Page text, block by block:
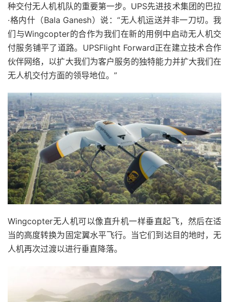
种交付无人机机队的重要第一步。UPS先进技术集团的巴拉
·格内什（Bala Ganesh）说：“无人机运送并非一刀切。我
们与Wingcopter的合作为我们在新的用例中启动无人机交
付服务铺平了道路。UPSFlight Forward正在建立技术合作
伙伴网络，以扩大我们为客户服务的独特能力并扩大我们在
无人机交付方面的领导地位。”
Wingcopter无人机可以像直升机一样垂直起飞，然后在适
当的高度转换为固定翼水平飞行。当它们到达目的地时，无
人机再次过渡以进行垂直降落。